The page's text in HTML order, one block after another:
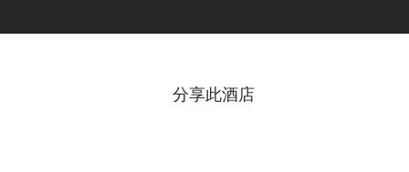
分享此酒店